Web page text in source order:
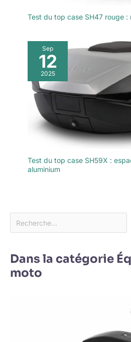
Test du top case SH47 rouge
Sep
12
2025
Test du top case SH59X :
aluminium
Dans la catégorie
moto